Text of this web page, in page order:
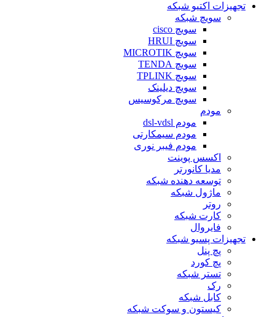
تجهیزات اکتیو شبکه
سویچ شبکه
سویچ cisco
سویچ HRUI
سویچ MICROTIK
سویچ TENDA
سویچ TPLINK
سویچ دیلینک
سویچ مرکوسیس
مودم
مودم dsl-vdsl
مودم سیمکارتی
مودم فیبر نوری
اکسس پوینت
مدیا کانورتر
توسعه دهنده شبکه
ماژول شبکه
روتر
کارت شبکه
فایروال
تجهیزات پسیو شبکه
پچ پنل
پچ کورد
تستر شبکه
رک
کابل شبکه
کیستون و سوکت شبکه